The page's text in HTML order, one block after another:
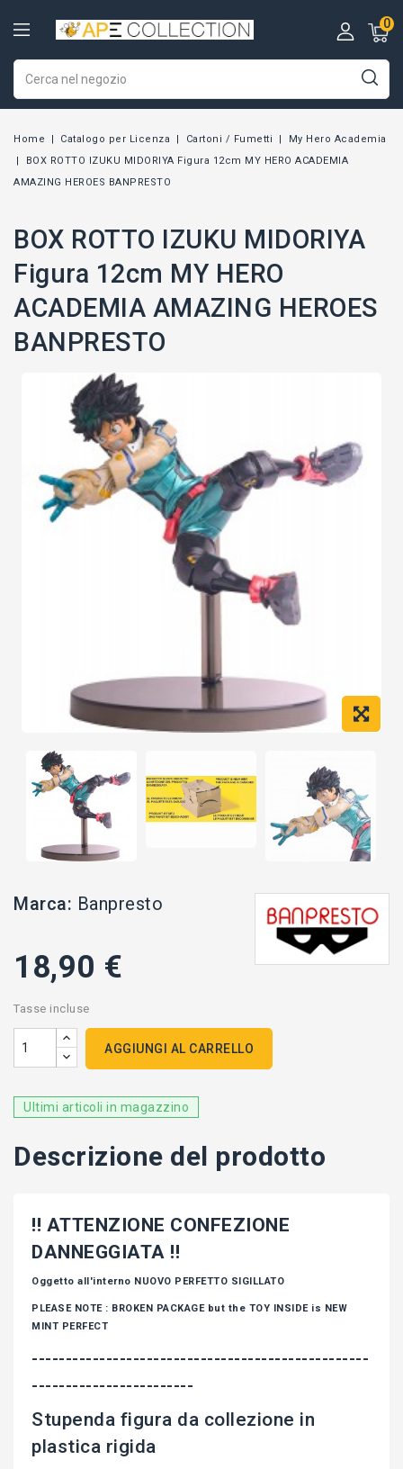
0
Home Catalogo per Licenza Cartoni / Fumetti
My Hero Academia
BOX ROTTO IZUKU MIDORIYA Figura 12cm MY HERO ACADEMIA
AMAZING HEROES BANPRESTO
BOX ROTTO IZUKU MIDORIYA
Figura 12cm MY HERO
ACADEMIA AMAZING HEROES
BANPRESTO
Marca: Banpresto
18,90 €
Tasse incluse
AGGIUNGI AL CARRELLO
Ultimi articoli in magazzino
Descrizione del prodotto
!! ATTENZIONE CONFEZIONE
DANNEGGIATA !!
Oggetto all'interno NUOVO PERFETTO SIGILLATO
PLEASE NOTE : BROKEN PACKAGE but the TOY INSIDE is NEW
MINT PERFECT
--------------------------------------------------
------------------------
Stupenda figura da collezione in
plastica rigida